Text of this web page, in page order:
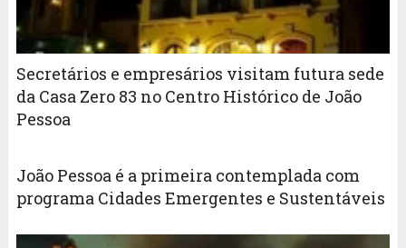
Secretários e empresários visitam futura sede
da Casa Zero 83 no Centro Histórico de João
Pessoa
João Pessoa é a primeira contemplada com
programa Cidades Emergentes e Sustentáveis